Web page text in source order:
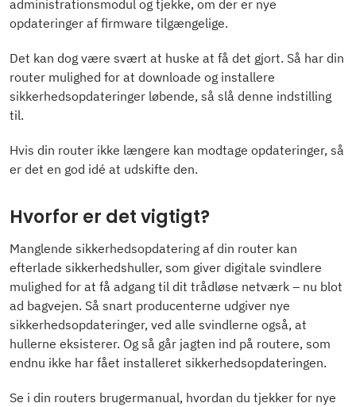
administrationsmodul og tjekke, om der er nye
opdateringer af firmware tilgængelige.
Det kan dog være svært at huske at få det gjort. Så har din
router mulighed for at downloade og installere
sikkerhedsopdateringer løbende, så slå denne indstilling
til.
Hvis din router ikke længere kan modtage opdateringer, så
er det en god idé at udskifte den.
Hvorfor er det vigtigt?
Manglende sikkerhedsopdatering af din router kan
efterlade sikkerhedshuller, som giver digitale svindlere
mulighed for at få adgang til dit trådløse netværk – nu blot
ad bagvejen. Så snart producenterne udgiver nye
sikkerhedsopdateringer, ved alle svindlerne også, at
hullerne eksisterer. Og så går jagten ind på routere, som
endnu ikke har fået installeret sikkerhedsopdateringen.
Se i din routers brugermanual, hvordan du tjekker for nye